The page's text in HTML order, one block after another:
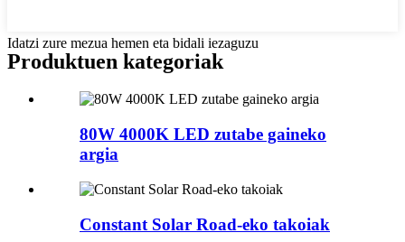
Idatzi zure mezua hemen eta bidali iezaguzu
Produktuen kategoriak
80W 4000K LED zutabe gaineko
argia
Constant Solar Road-eko takoiak